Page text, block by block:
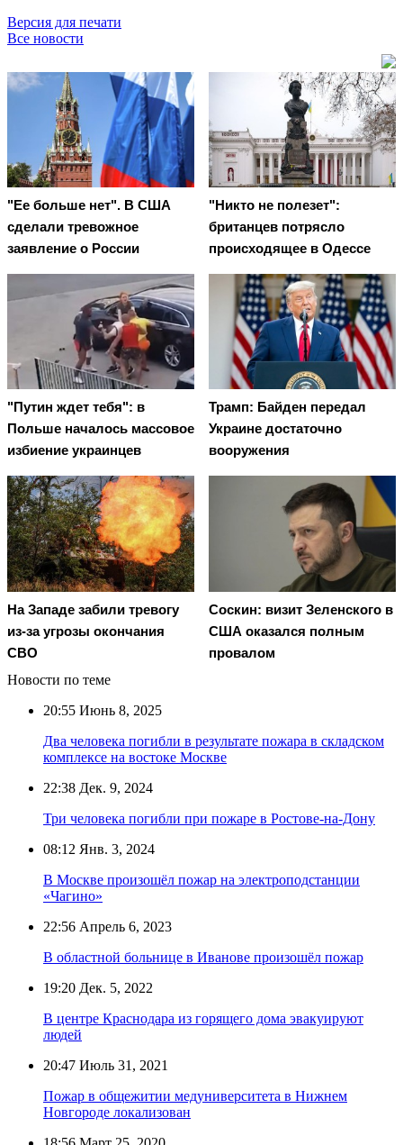
Версия для печати
Все новости
"Ее больше нет". В США
сделали тревожное
заявление о России
"Никто не полезет":
британцев потрясло
происходящее в Одессе
"Путин ждет тебя": в
Польше началось массовое
избиение украинцев
Трамп: Байден передал
Украине достаточно
вооружения
На Западе забили тревогу
из-за угрозы окончания
СВО
Соскин: визит Зеленского в
США оказался полным
провалом
Новости по теме
20:55 Июнь 8, 2025
Два человека погибли в результате пожара в складском
комплексе на востоке Москве
22:38 Дек. 9, 2024
Три человека погибли при пожаре в Ростове-на-Дону
08:12 Янв. 3, 2024
В Москве произошёл пожар на электроподстанции
«Чагино»
22:56 Апрель 6, 2023
В областной больнице в Иванове произошёл пожар
19:20 Дек. 5, 2022
В центре Краснодара из горящего дома эвакуируют
людей
20:47 Июль 31, 2021
Пожар в общежитии медуниверситета в Нижнем
Новгороде локализован